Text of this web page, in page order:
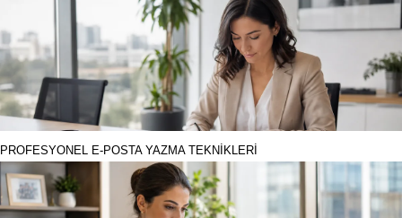
PROFESYONEL E-POSTA YAZMA TEKNİKLERİ